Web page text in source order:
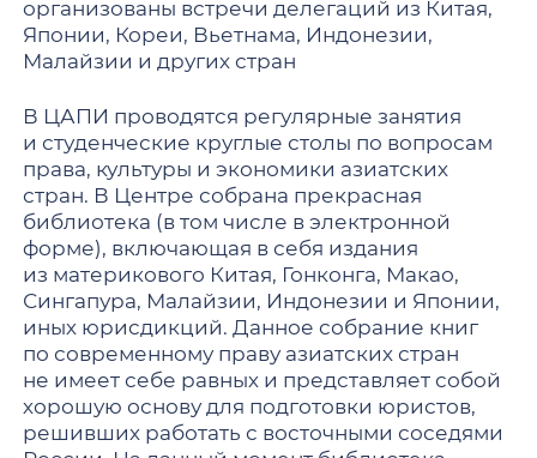
организованы встречи делегаций из Китая,
Японии, Кореи, Вьетнама, Индонезии,
Малайзии и других стран
В ЦАПИ проводятся регулярные занятия
и студенческие круглые столы по вопросам
права, культуры и экономики азиатских
стран. В Центре собрана прекрасная
библиотека (в том числе в электронной
форме), включающая в себя издания
из материкового Китая, Гонконга, Макао,
Сингапура, Малайзии, Индонезии и Японии,
иных юрисдикций. Данное собрание книг
по современному праву азиатских стран
не имеет себе равных и представляет собой
хорошую основу для подготовки юристов,
решивших работать с восточными соседями